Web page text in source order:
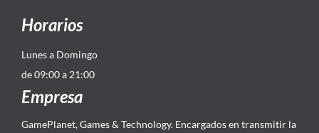
Horarios
Lunes a Domingo
de 09:00 a 21:00
Empresa
GamePlanet, Games & Technology. Encargados en transmitir la